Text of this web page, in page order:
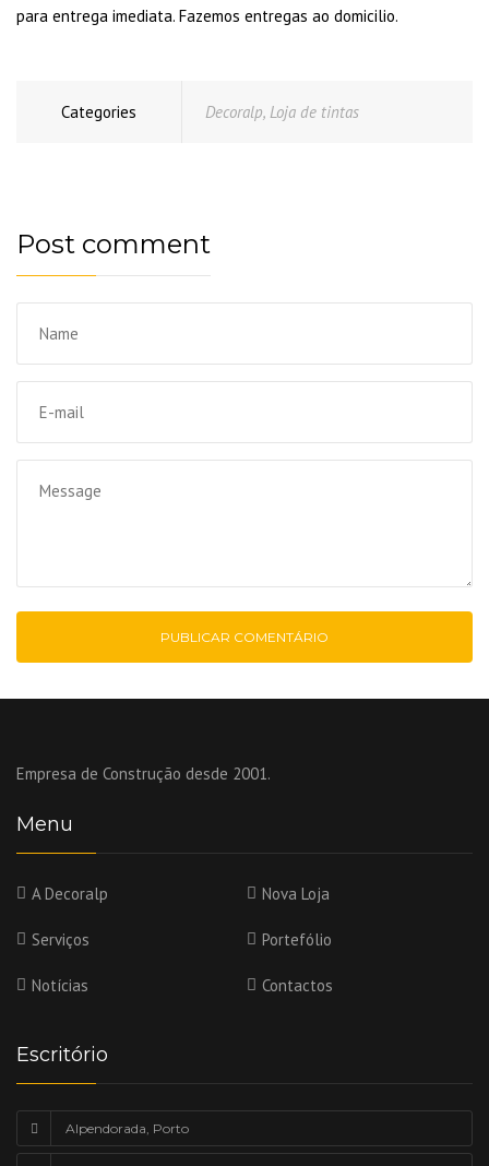
para entrega imediata. Fazemos entregas ao domicilio.
Categories Decoralp, Loja de tintas
Post comment
Empresa de Construção desde 2001.
Menu
A Decoralp Nova Loja
Serviços Portefólio
Notícias Contactos
Escritório
Alpendorada, Porto